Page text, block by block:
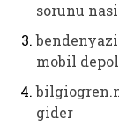
sorunu
mobil
gider